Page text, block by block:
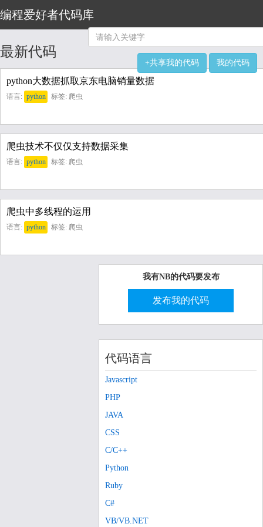
编程爱好者代码库
+共享我的代码 我的代码
最新代码
python大数据抓取京东电脑销量数据
语言: python 标签: 爬虫
爬虫技术不仅仅支持数据采集
语言: python 标签: 爬虫
爬虫中多线程的运用
语言: python 标签: 爬虫
我有NB的代码要发布
发布我的代码
代码语言
Javascript
PHP
JAVA
CSS
C/C++
Python
Ruby
C#
VB/VB.NET